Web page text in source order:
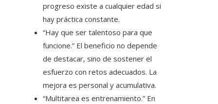
progreso existe a cualquier edad si
hay práctica constante.
“Hay que ser talentoso para que
funcione.” El beneficio no depende
de destacar, sino de sostener el
esfuerzo con retos adecuados. La
mejora es personal y acumulativa.
“Multitarea es entrenamiento.” En